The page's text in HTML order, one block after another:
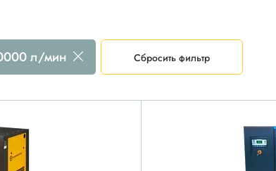
л/мин Сбросить фильтр